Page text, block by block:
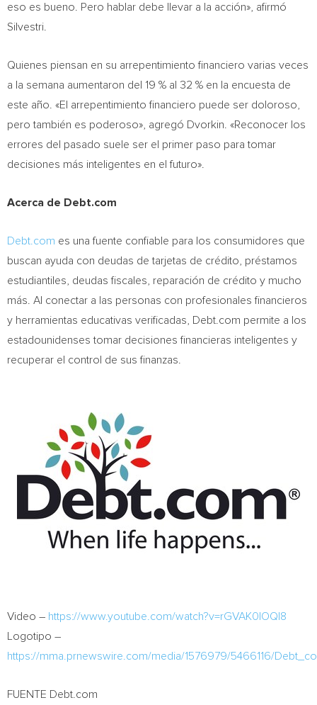
eso es bueno. Pero hablar debe llevar a la acción», afirmó
Silvestri.
Quienes piensan en su arrepentimiento financiero varias veces
a la semana aumentaron del 19 % al 32 % en la encuesta de
este año. «El arrepentimiento financiero puede ser doloroso,
pero también es poderoso», agregó Dvorkin. «Reconocer los
errores del pasado suele ser el primer paso para tomar
decisiones más inteligentes en el futuro».
Acerca de Debt.com
Debt.com es una fuente confiable para los consumidores que
buscan ayuda con deudas de tarjetas de crédito, préstamos
estudiantiles, deudas fiscales, reparación de crédito y mucho
más. Al conectar a las personas con profesionales financieros
y herramientas educativas verificadas, Debt.com permite a los
estadounidenses tomar decisiones financieras inteligentes y
recuperar el control de sus finanzas.
Video – https://www.youtube.com/watch?v=rGVAK0IOQI8
Logotipo –
https://mma.prnewswire.com/media/1576979/5466116/
FUENTE Debt.com